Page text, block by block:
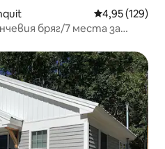
Средна
4,95 (129)
бряг/7 места за